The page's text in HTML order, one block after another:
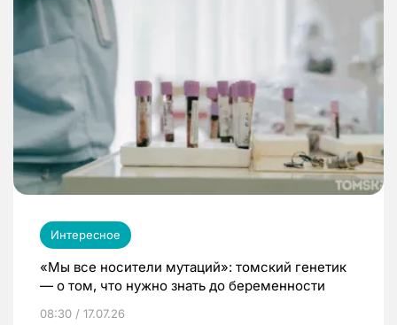
Интересное
«Мы все носители мутаций»: томский генетик
— о том, что нужно знать до беременности
08:30 / 17.07.26